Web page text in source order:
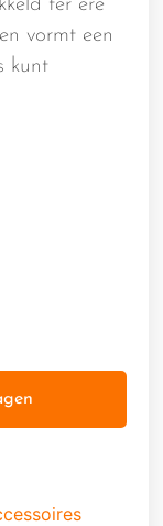
ter ere
vormt een
kunt